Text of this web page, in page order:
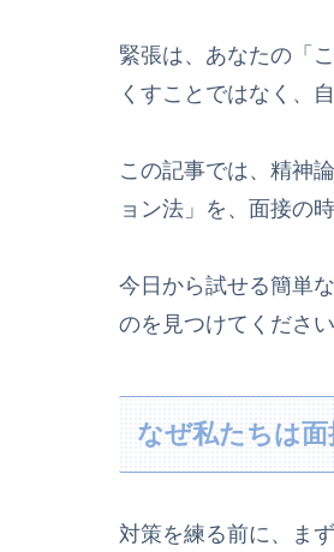
緊張は、あなたの「
くすことではなく、
この記事では、精神
ョン法」を、面接の
今日から試せる簡単
のを見つけてください
なぜ私たちは
対策を練る前に、ま